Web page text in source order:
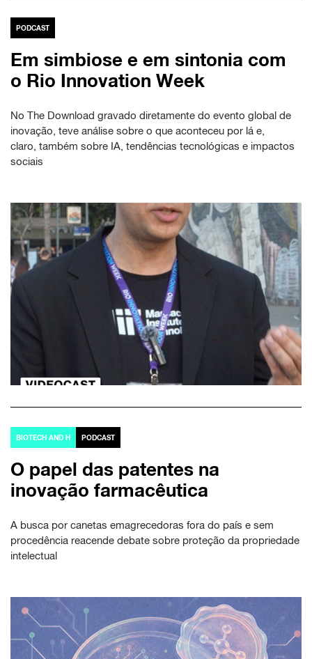
PODCAST
Em simbiose e em sintonia com
o Rio Innovation Week
No The Download gravado diretamente do evento global de
inovação, teve análise sobre o que aconteceu por lá e,
claro, também sobre IA, tendências tecnológicas e impactos
sociais
BIOTECH AND H PODCAST
O papel das patentes na
inovação farmacêutica
A busca por canetas emagrecedoras fora do país e sem
procedência reacende debate sobre proteção da propriedade
intelectual